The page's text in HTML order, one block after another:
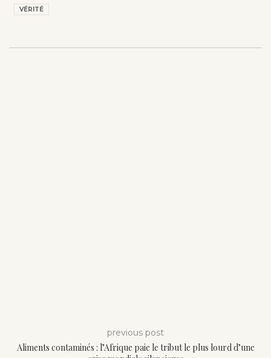
VÉRITÉ
previous post
Aliments contaminés : l’Afrique paie le tribut le plus lourd d’une